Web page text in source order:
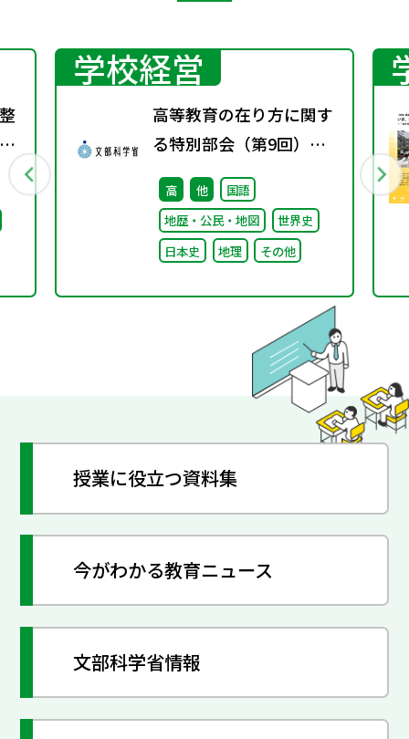
学校経営
高等教育の在り方に関す
る特別部会（第9回）配
付資料
高 他
国語
地歴・公民・地図
世界史
日本史
地理 その他
授業に役立つ資料集
今がわかる教育ニュース
文部科学省情報